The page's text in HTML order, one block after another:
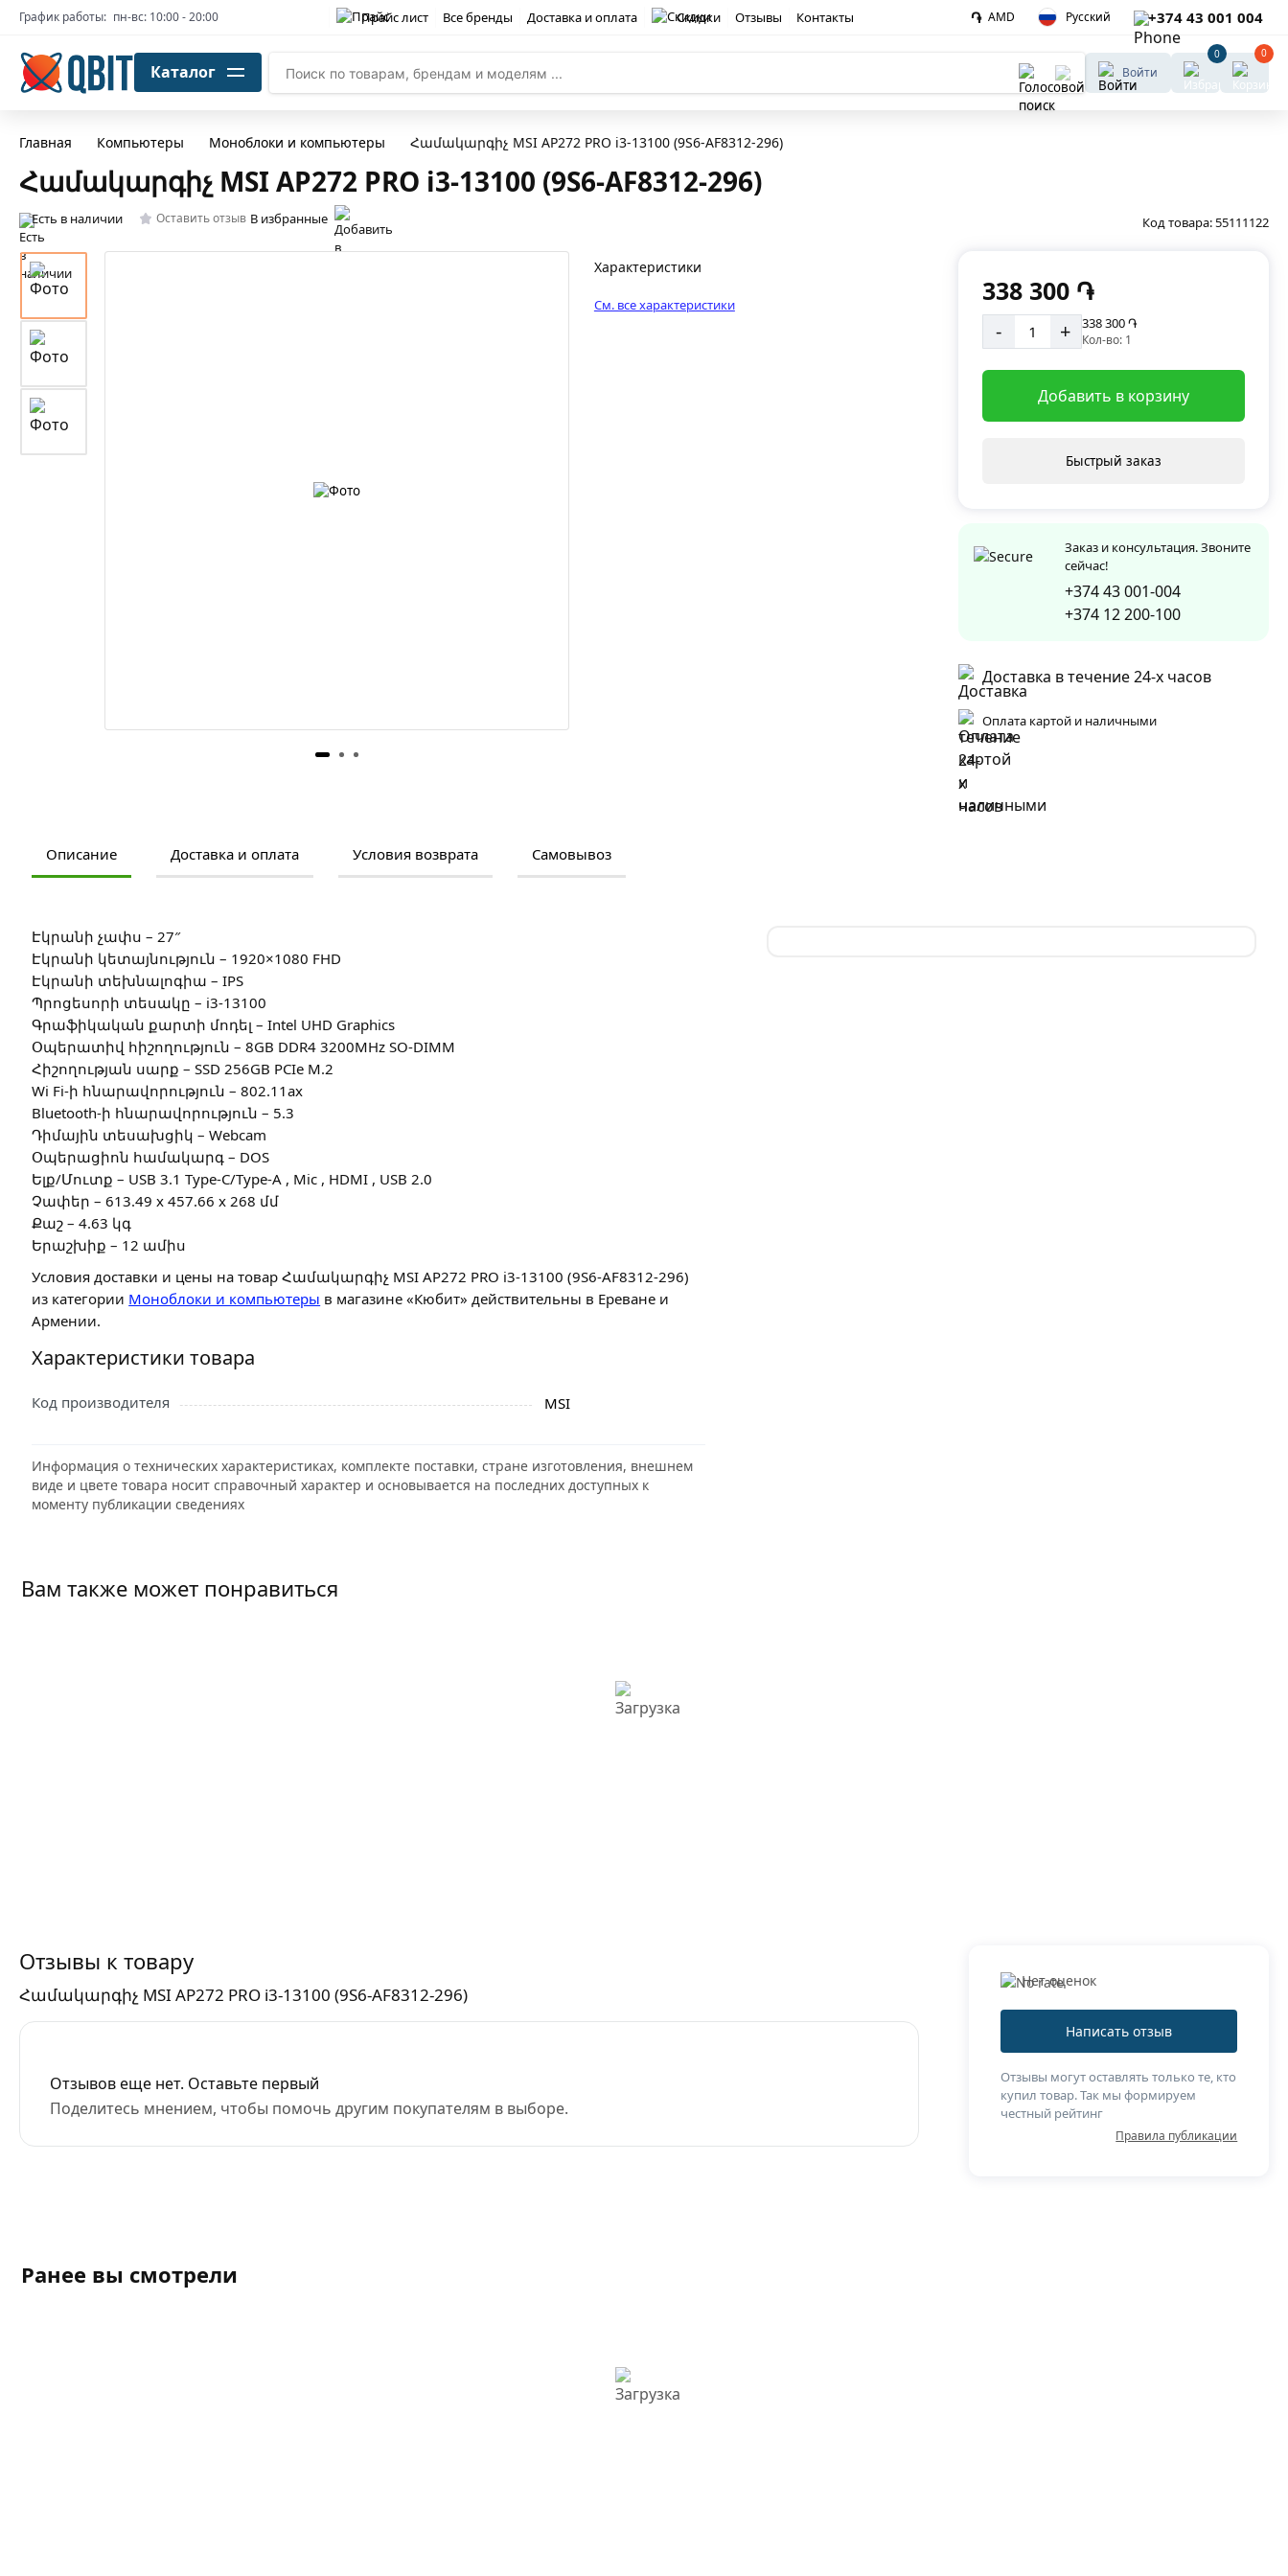
График работы: пн-вс: 10:00 - 20:00 Прайс лист Все бренды Доставка и оплата Скидки Отзывы Контакты ֏ AMD Русский +374 43 001 004
Каталог Войти
0 0
Главная Компьютеры Моноблоки и компьютеры Համակարգիչ MSI AP272 PRO i3-13100 (9S6-AF8312-296)
Համակարգիչ MSI AP272 PRO i3-13100 (9S6-AF8312-296)
Есть в наличии Оставить отзыв В избранные Код товара:55111122
Характеристики
См. все характеристики 338 300 ֏
- + 338 300 ֏
Кол-во: 1
Добавить в корзину
Быстрый заказ
Заказ и консультация. Звоните
сейчас!
+374 43 001-004
+374 12 200-100
Доставка в течение 24-х часов
Оплата картой и наличными
Описание Доставка и оплата Условия возврата Самовывоз
Էկրանի չափս – 27″
Էկրանի կետայնություն – 1920×1080 FHD
Էկրանի տեխնալոգիա – IPS
Պրոցեսորի տեսակը – i3-13100
Գրաֆիկական քարտի մոդել – Intel UHD Graphics
Օպերատիվ հիշողություն – 8GB DDR4 3200MHz SO-DIMM
Հիշողության սարք – SSD 256GB PCIe M.2
Wi Fi-ի հնարավորություն – 802.11ax
Bluetooth-ի հնարավորություն – 5.3
Դիմային տեսախցիկ – Webcam
Օպերացիոն համակարգ – DOS
Ելք/Մուտք – USB 3.1 Type-C/Type-A , Mic , HDMI , USB 2.0
Չափեր – 613.49 x 457.66 x 268 մմ
Քաշ – 4.63 կգ
Երաշխիք – 12 ամիս
Условия доставки и цены на товар Համակարգիչ MSI AP272 PRO i3-13100 (9S6-AF8312-296)
из категории Моноблоки и компьютеры в магазине «Кюбит» действительны в Ереване и
Армении.
Характеристики товара
Код производителя MSI
Информация о технических характеристиках, комплекте поставки, стране изготовления, внешнем
виде и цвете товара носит справочный характер и основывается на последних доступных к
моменту публикации сведениях
Вам также может понравиться
Отзывы к товару
Համակարգիչ MSI AP272 PRO i3-13100 (9S6-AF8312-296)
Отзывов еще нет. Оставьте первый
Поделитесь мнением, чтобы помочь другим покупателям в выборе.
Нет оценок
Написать отзыв
Отзывы могут оставлять только те, кто
купил товар. Так мы формируем
честный рейтинг
Правила публикации
Ранее вы смотрели